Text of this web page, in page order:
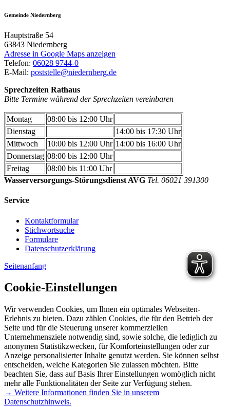
Gemeinde Niedernberg
Hauptstraße 54
63843 Niedernberg
Adresse in Google Maps anzeigen
Telefon: 06028 9744-0
E-Mail: poststelle@niedernberg.de
Sprechzeiten Rathaus
Bitte Termine während der Sprechzeiten vereinbaren
Montag
08:00 bis 12:00 Uhr
Dienstag
14:00 bis 17:30 Uhr
Mittwoch
10:00 bis 12:00 Uhr 14:00 bis 16:00 Uhr
Donnerstag 08:00 bis 12:00 Uhr
Freitag
08:00 bis 11:00 Uhr
Wasserversorgungs-Störungsdienst AVG Tel. 06021 391300
Service
Kontaktformular
Stichwortsuche
Formulare
Datenschutzerklärung
Seitenanfang
Cookie-Einstellungen
Wir verwenden Cookies, um Ihnen ein optimales Webseiten-
Erlebnis zu bieten. Dazu zählen Cookies, die für den Betrieb der
Seite und für die Steuerung unserer kommerziellen
Unternehmensziele notwendig sind, sowie solche, die lediglich zu
anonymen Statistikzwecken, für Komforteinstellungen oder zur
Anzeige personalisierter Inhalte genutzt werden. Sie können selbst
entscheiden, welche Kategorien Sie zulassen möchten. Bitte
beachten Sie, dass auf Basis Ihrer Einstellungen womöglich nicht
mehr alle Funktionalitäten der Seite zur Verfügung stehen.
→ Weitere Informationen finden Sie in unserem
Datenschutzhinweis.